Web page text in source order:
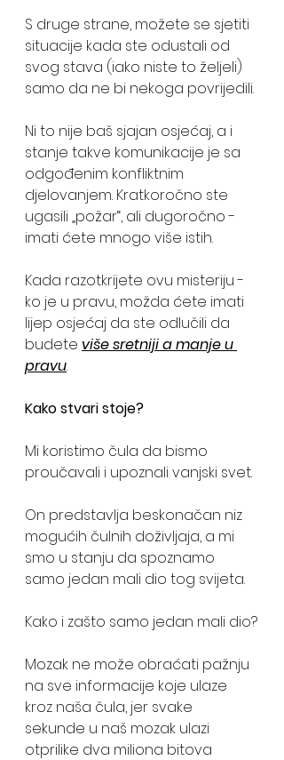
S druge strane, možete se sjetiti
situacije kada ste odustali od
svog stava (iako niste to željeli)
samo da ne bi nekoga povrijedili.
Ni to nije baš sjajan osjećaj, a i
stanje takve komunikacije je sa
odgođenim konfliktnim
djelovanjem. Kratkoročno ste
ugasili „požar“, ali dugoročno -
imati ćete mnogo više istih.
Kada razotkrijete ovu misteriju -
ko je u pravu, možda ćete imati
lijep osjećaj da ste odlučili da
budete više sretniji a manje u
pravu.
Kako stvari stoje?
Mi koristimo čula da bismo
proučavali i upoznali vanjski svet.
On predstavlja beskonačan niz
mogućih čulnih doživljaja, a mi
smo u stanju da spoznamo
samo jedan mali dio tog svijeta.
Kako i zašto samo jedan mali dio?
Mozak ne može obraćati pažnju
na sve informacije koje ulaze
kroz naša čula, jer svake
sekunde u naš mozak ulazi
otprilike dva miliona bitova